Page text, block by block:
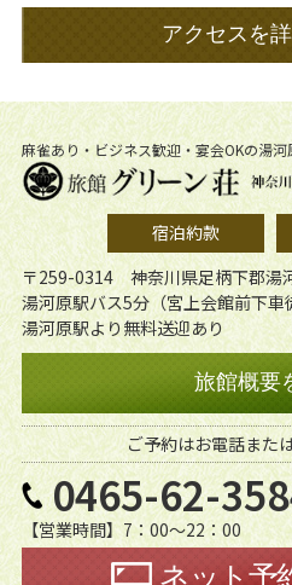
アクセスを
麻雀あり・ビジネス歓迎・宴会OKの湯
宿泊約款
〒259-0314 神奈川県足柄下郡湯
湯河原駅バス5分（宮上会館前下車
湯河原駅より無料送迎あり
旅館概要
ご予約はお電話また
0465-62-
【営業時間】7：00〜22：00
ネット予